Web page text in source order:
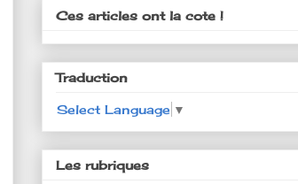
Ces articles ont la cote !
Traduction
Select Language ▼
Les rubriques